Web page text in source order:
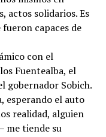
actos solidarios. Es
capaces de
con el
Fuentealba, el
gobernador Sobich.
esperando el auto
realidad, alguien
me tiende su